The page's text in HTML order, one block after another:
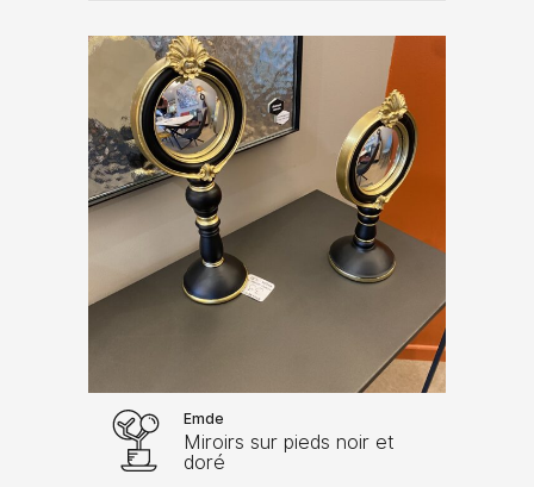
Emde
Miroirs sur pieds noir et
doré